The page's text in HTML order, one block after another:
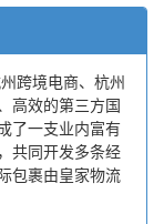
跨境电商、杭州
高效的第三方国
了一支业内富有
共同开发多条经
包裹由皇家物流